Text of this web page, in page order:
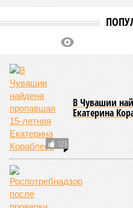
123
В Чувашии
Екатерина